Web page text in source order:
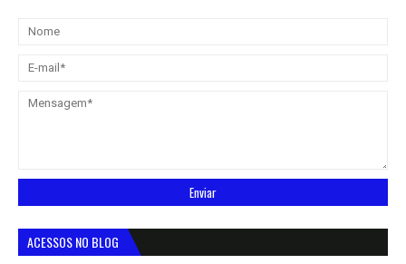
ACESSOS NO BLOG